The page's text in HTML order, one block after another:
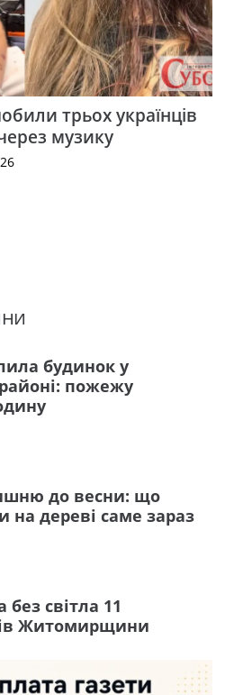
трьох українців
музику
будинок у
пожежу
до весни: що
на дереві саме зараз
світла 11
Житомирщини